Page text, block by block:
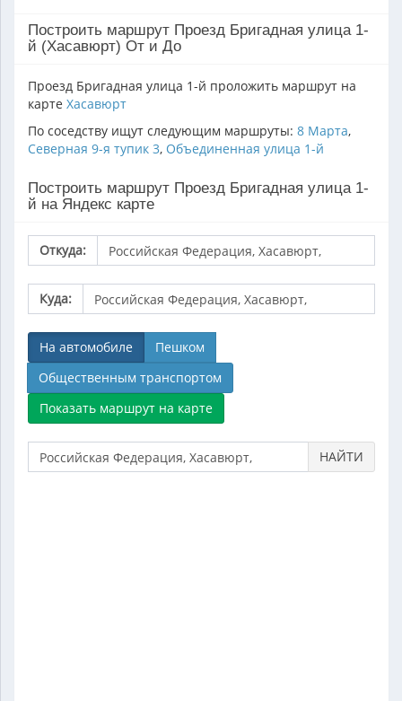
Построить маршрут Проезд Бригадная улица 1-
й (Хасавюрт) От и До
Проезд Бригадная улица 1-й проложить маршрут на
карте Хасавюрт
По соседству ищут следующим маршруты: 8 Марта,
Северная 9-я тупик 3, Объединенная улица 1-й
Построить маршрут Проезд Бригадная улица 1-
й на Яндекс карте
Откуда:
Куда:
На автомобиле
Пешком
Общественным транспортом
НАЙТИ